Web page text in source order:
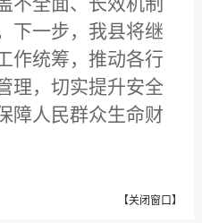
下一步，我县将继
作统筹，推动各行
理，切实提升安全
障人民群众生命财
【关闭窗口 】